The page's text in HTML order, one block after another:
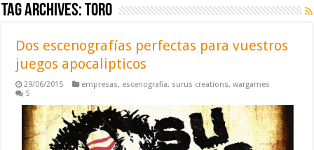
Tag Archives:toro
Dos escenografías perfectas para vuestros
juegos apocalipticos
29/06/2015 empresas, escenografia, surus creations,wargames
5